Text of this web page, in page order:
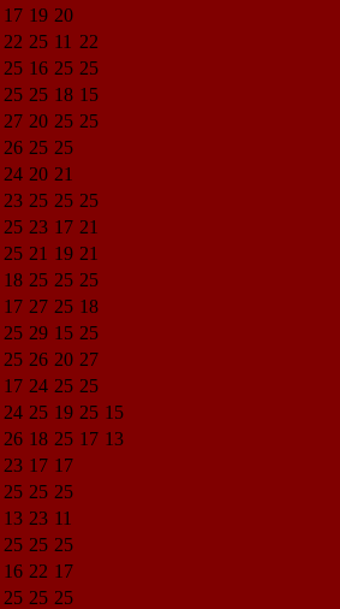
17 19 20
22 25 11 22
25 16 25 25
25 25 18 15
27 20 25 25
26 25 25
24 20 21
23 25 25 25
25 23 17 21
25 21 19 21
18 25 25 25
17 27 25 18
25 29 15 25
25 26 20 27
17 24 25 25
24 25 19 25 15
26 18 25 17 13
23 17 17
25 25 25
13 23 11
25 25 25
16 22 17
25 25 25